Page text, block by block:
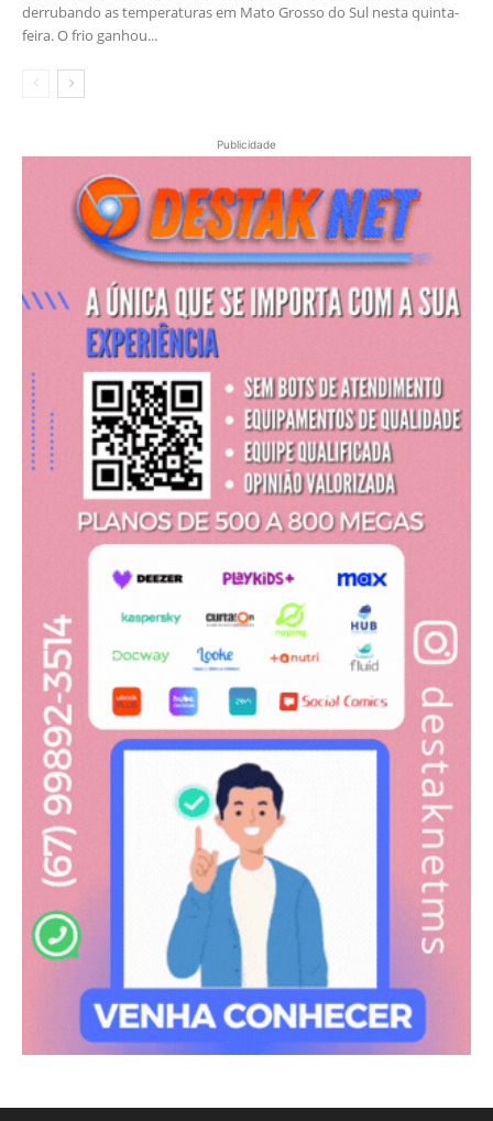
derrubando as temperaturas em Mato Grosso do Sul nesta quinta-
feira. O frio ganhou...
Publicidade